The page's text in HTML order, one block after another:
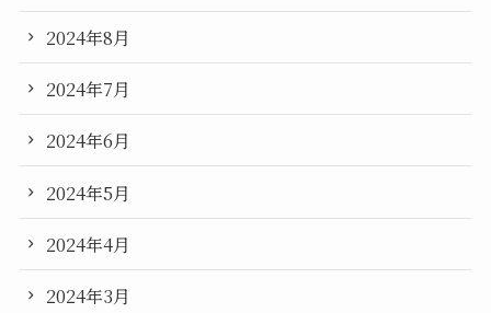
2024年8月
2024年7月
2024年6月
2024年5月
2024年4月
2024年3月